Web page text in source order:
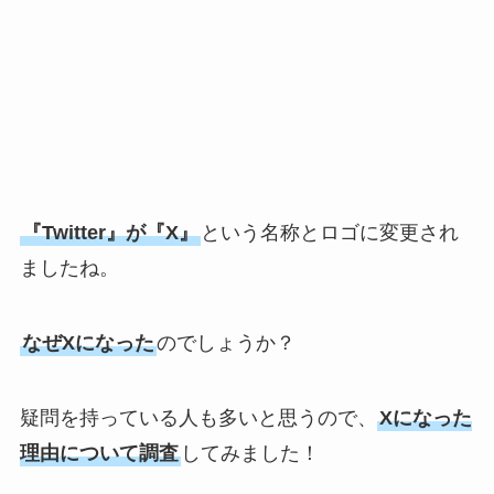
『Twitter』が『X』という名称とロゴに変更され
ましたね。
なぜXになったのでしょうか？
疑問を持っている人も多いと思うので、 Xになった
理由について調査してみました！